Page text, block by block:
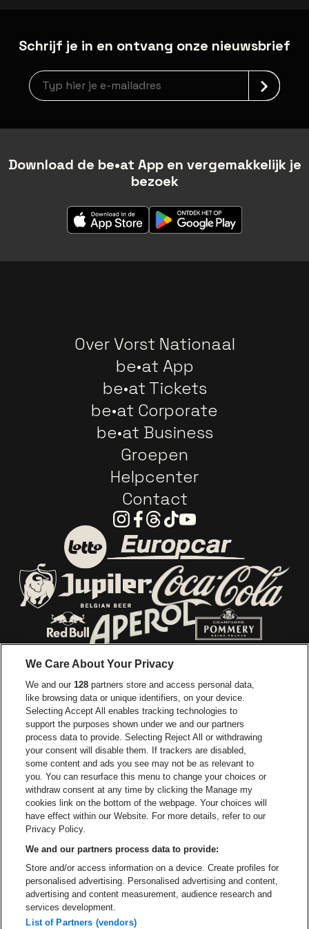
Schrijf je in en ontvang onze nieuwsbrief
Nieuwsbrief aanmelding
Download de be•at App en vergemakkelijk je
bezoek
Over Vorst Nationaal
be•at App
be•at Tickets
be•at Corporate
be•at Business
Groepen
Helpcenter
Contact
Instagram
Facebook
Threads
TiktokYoutube
Ga naar de website van Lotto
Ga naar de website van
Ga naar de website van JupilerGa naar de
Ga naar de website van Red BullGa naar de
Ga naar de website van Het logo van
Ga naar de
Ga naar de website van Croky
Ga naar de website van
Ga naar de website van Le Soir
Ga naar de
Ga naar de website van
Vorst Nationaal is een deel van be•at
Vorst Nationaal
Be-At Venues
Schijnpoortweg 119, 2170 Antwerpen
BTW (BE) 0461.051.688 - RPR Antwerpen
BNP Paribas Fortis - IBAN: BE93 2200 4925 0067 - BIC:
GEBABEBB
We Care About Your Privacy
We and our128 partners store and access personal data,
like browsing data or unique identifiers, on your device.
Selecting Accept All enables tracking technologies to
support the purposes shown under we and our partners
process data to provide. Selecting Reject All or withdrawing
your consent will disable them. If trackers are disabled,
some content and ads you see may not be as relevant to
you. You can resurface this menu to change your choices or
withdraw consent at any time by clicking the Manage my
cookies link on the bottom of the webpage. Your choices will
have effect within our Website. For more details, refer to our
Privacy Policy.
We and our partners process data to provide:
Store and/or access information on a device. Create profiles for
personalised advertising. Personalised advertising and content,
advertising and content measurement, audience research and
services development.
List of Partners (vendors)